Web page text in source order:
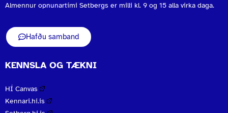
Almennur opnunartími Setbergs er milli kl. 9 og 15 alla virka daga.
Hafðu samband
KENNSLA OG TÆKNI
HÍ Canvas
Kennari.hi.is